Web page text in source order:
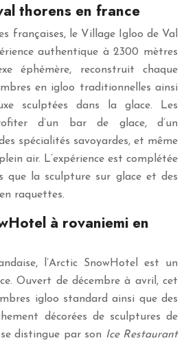
thorens en france
françaises, le Village Igloo de Val
authentique à 2300 mètres
éphémère, reconstruit chaque
en igloo traditionnelles ainsi
sculptées dans la glace. Les
d’un bar de glace, d’un
spécialités savoyardes, et même
air. L’expérience est complétée
que la sculpture sur glace et des
raquettes.
à rovaniemi en
l’Arctic SnowHotel est un
Ouvert de décembre à avril, cet
igloo standard ainsi que des
décorées de sculptures de
distingue par son Ice Restaurant